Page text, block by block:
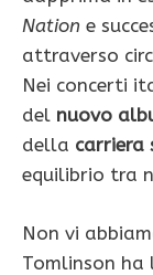
Nation e
attraverso
Nei concerti
del nuovo
della carriera
equilibrio tra
Non vi
Tomlinson